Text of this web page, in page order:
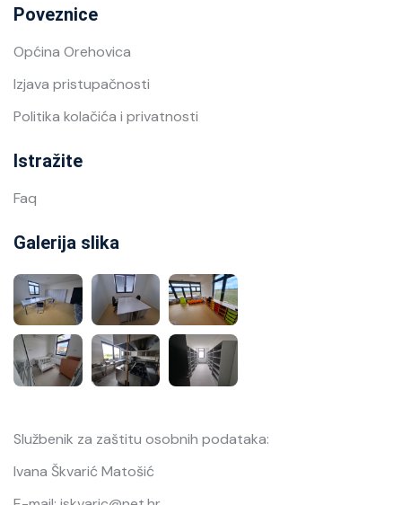
Poveznice
Općina Orehovica
Izjava pristupačnosti
Politika kolačića i privatnosti
Istražite
Faq
Galerija slika
Službenik za zaštitu osobnih podataka:
Ivana Škvarić Matošić